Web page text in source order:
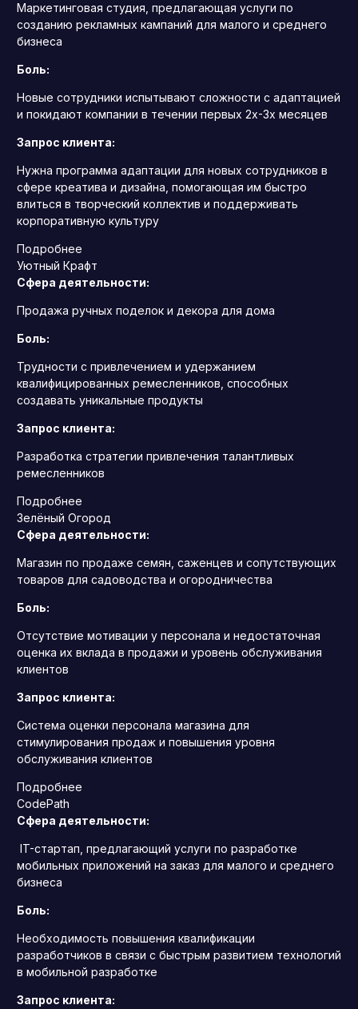
Маркетинговая студия, предлагающая услуги по
созданию рекламных кампаний для малого и среднего
бизнеса
Боль:
Новые сотрудники испытывают сложности с адаптацией
и покидают компании в течении первых 2х-3х месяцев
Запрос клиента:
Нужна программа адаптации для новых сотрудников в
сфере креатива и дизайна, помогающая им быстро
влиться в творческий коллектив и поддерживать
корпоративную культуру
Подробнее
Уютный Крафт
Сфера деятельности:
Продажа ручных поделок и декора для дома
Боль:
Трудности с привлечением и удержанием
квалифицированных ремесленников, способных
создавать уникальные продукты
Запрос клиента:
Разработка стратегии привлечения талантливых
ремесленников
Подробнее
Зелёный Огород
Сфера деятельности:
Магазин по продаже семян, саженцев и сопутствующих
товаров для садоводства и огородничества
Боль:
Отсутствие мотивации у персонала и недостаточная
оценка их вклада в продажи и уровень обслуживания
клиентов
Запрос клиента:
Система оценки персонала магазина для
стимулирования продаж и повышения уровня
обслуживания клиентов
Подробнее
CodePath
Сфера деятельности:
IT-стартап, предлагающий услуги по разработке
мобильных приложений на заказ для малого и среднего
бизнеса
Боль:
Необходимость повышения квалификации
разработчиков в связи с быстрым развитием технологий
в мобильной разработке
Запрос клиента: